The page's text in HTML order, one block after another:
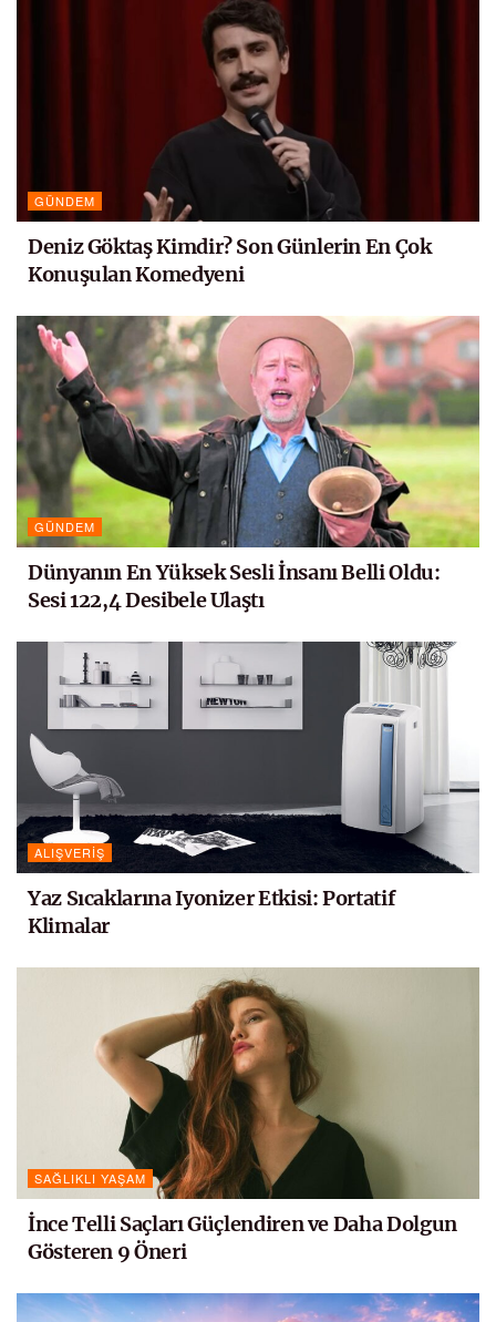
GÜNDEM
Deniz Göktaş Kimdir? Son Günlerin En Çok
Konuşulan Komedyeni
GÜNDEM
Dünyanın En Yüksek Sesli İnsanı Belli Oldu:
Sesi 122,4 Desibele Ulaştı
ALIŞVERIŞ
Yaz Sıcaklarına Iyonizer Etkisi: Portatif
Klimalar
SAĞLIKLI YAŞAM
İnce Telli Saçları Güçlendiren ve Daha Dolgun
Gösteren 9 Öneri